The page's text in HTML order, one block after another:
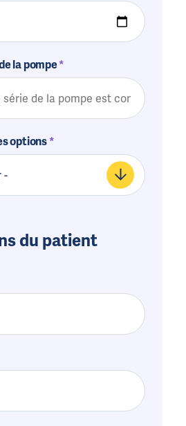
la pompe
options
du patient